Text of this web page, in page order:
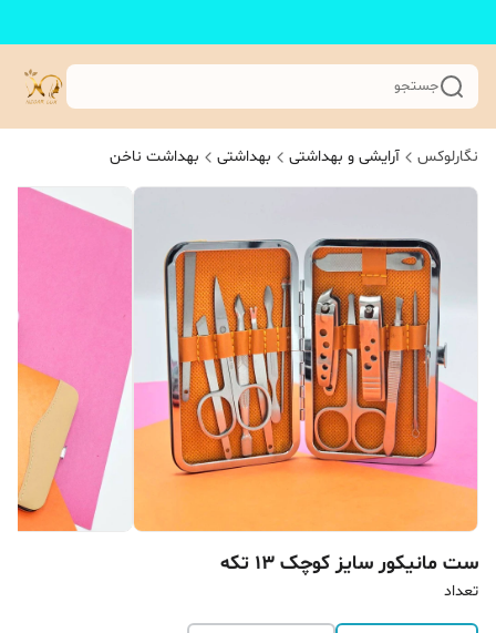
جستجو
نگارلوکس آرایشی و بهداشتی بهداشتی بهداشت ناخن
ست مانیکور سایز کوچک 13 تکه
تعداد